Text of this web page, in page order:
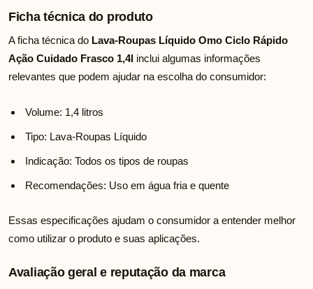
Ficha técnica do produto
A ficha técnica do Lava-Roupas Líquido Omo Ciclo Rápido
Ação Cuidado Frasco 1,4l inclui algumas informações
relevantes que podem ajudar na escolha do consumidor:
Volume: 1,4 litros
Tipo: Lava-Roupas Líquido
Indicação: Todos os tipos de roupas
Recomendações: Uso em água fria e quente
Essas especificações ajudam o consumidor a entender melhor
como utilizar o produto e suas aplicações.
Avaliação geral e reputação da marca